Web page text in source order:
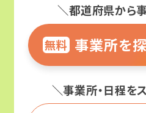
＼都道府県から
無料 事業所を
＼事業所・日程を